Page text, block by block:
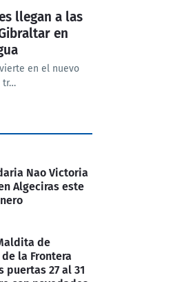
llegan a las
en
en el nuevo
tr…
Nao Victoria
Algeciras este
de
la Frontera
puertas 27 al 31